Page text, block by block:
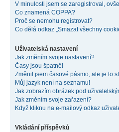
V minulosti jsem se zaregistroval,
Co znamená COPPA?
Proč se nemohu registrovat?
Co dělá odkaz „Smazat všechny
Uživatelská nastavení
Jak změním svoje nastavení?
Časy jsou špatně!
Změnil jsem časové pásmo, ale je to
Můj jazyk není na seznamu!
Jak zobrazím obrázek pod
Jak změním svoje zařazení?
Když kliknu na e-mailový odkaz
Vkládání příspěvků